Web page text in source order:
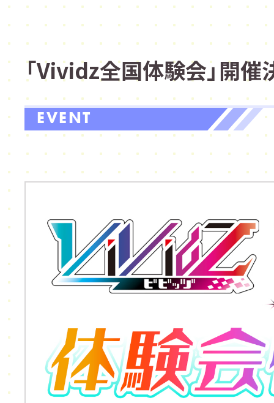
「Vividz全国体験会」開催
EVENT